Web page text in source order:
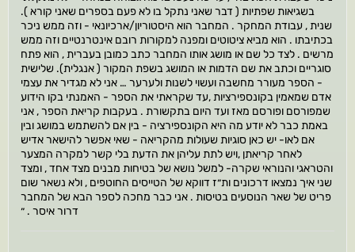
בשגיאות שפתיות ( דבר שאני נתקל בו לא פעם בספרים שאני קורא ).
שנית , עבודת המחקר . המחבר הוא היסטוריון/ארכיונאי - וזה ממש ניכר
בכתיבתו . הוא מביא ציטוטים ומפנה למקורות רובם אינטרנטיים וזה ממש
מרשים . לצד כל שם או מושג אותו המחבר כתב כמובן בעברית , הוא פתח
סוגריים וכתב את שם הדמות או המושג בשפת המקור ( אנגלית). שלישית
- הספר מעורר מחשבה ועשוי לשנות ולערער … אני לא מגדיר את עצמי
אדם שמאמין בקונספירציות ,עד שקראתי את הספר - האמנתי בקו הידוע
שמפורסם ופורסם מאז ועד היום בתקשורת . בעקבות קריאת הספר , אני
באמת כבר לא יודע מה היא הקונספירציה - בין אם להשתמש במושג ובין
אם לאו- יש כאן סוגיות שעולות מהקריאה - שאי אפשר להישאר אדיש
לאחר קריאתן ,ויש לתת עליהן את הדעת בלי קשר למקרה המצער
והטראגי והנוראי שקרה- למשל נושא של בטיחות מבנים מצד אחד , ומצד
שני איך נמצאו דרכונים ות״ז דווקא של הטייסים החוטפים , ולא נשאר שום
פריט של שאר הנוסעים בטיסות . אני כבר מחכה לספר הבא של המחבר
דרור איסר . ״